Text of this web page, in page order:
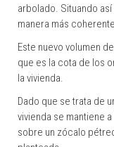
arbolado. Situando
manera más
Este nuevo volumen
que es la cota de los
la vivienda.
Dado que se trata de
vivienda se mantiene
sobre un zócalo